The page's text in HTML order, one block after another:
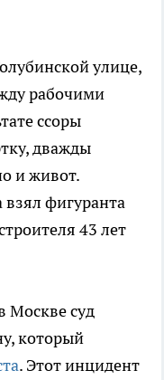
улице,
рабочими
ссоры
дважды
и живот.
фигуранта
43 лет
Москве суд
который
. Этот инцидент